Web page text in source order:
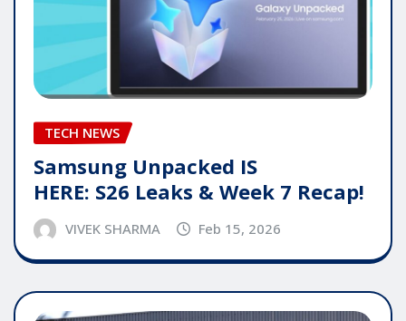
TECH NEWS
Samsung Unpacked IS
HERE: S26 Leaks & Week 7 Recap!
VIVEK SHARMA Feb 15, 2026